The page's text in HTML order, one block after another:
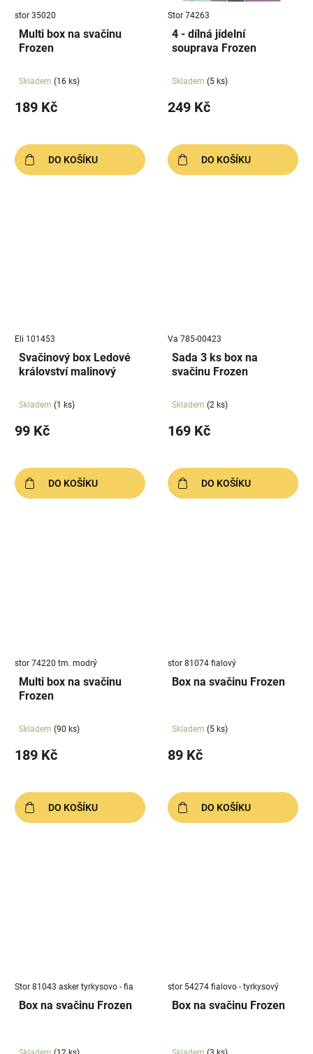
stor 35020
Multi box na svačinu
Frozen
Skladem (16 ks)
189 Kč
DO KOŠÍKU
Stor 74263
4 - dílná jídelní
souprava Frozen
Skladem (5 ks)
249 Kč
DO KOŠÍKU
Eli 101453
Svačinový box Ledové
království malinový
Skladem (1 ks)
99 Kč
DO KOŠÍKU
Va 785-00423
Sada 3 ks box na
svačinu Frozen
Skladem (2 ks)
169 Kč
DO KOŠÍKU
stor 74220 tm. modrý
Multi box na svačinu
Frozen
Skladem (90 ks)
189 Kč
DO KOŠÍKU
stor 81074 fialový
Box na svačinu Frozen
Skladem (5 ks)
89 Kč
DO KOŠÍKU
Stor 81043 asker tyrkysovo - fia
Box na svačinu Frozen
stor 54274 fialovo - tyrkysový
Box na svačinu Frozen